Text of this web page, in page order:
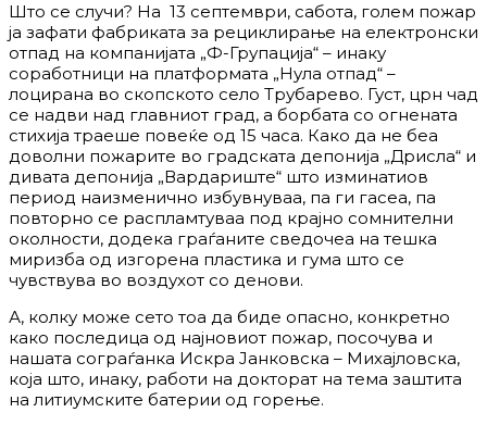
Што се случи? На 13 септември, сабота, голем пожар
ја зафати фабриката за рециклирање на електронски
отпад на компанијата „Ф-Групација“ – инаку
соработници на платформата „Нула отпад“ –
лоцирана во скопското село Трубарево. Густ, црн чад
се надви над главниот град, а борбата со огнената
стихија траеше повеќе од 15 часа. Како да не беа
доволни пожарите во градската депонија „Дрисла“ и
дивата депонија „Вардариште“ што изминатиов
период наизменично избувнуваа, па ги гасеа, па
повторно се распламтуваа под крајно сомнителни
околности, додека граѓаните сведочеа на тешка
миризба од изгорена пластика и гума што се
чувствува во воздухот со денови.
А, колку може сето тоа да биде опасно, конкретно
како последица од најновиот пожар, посочува и
нашата сограѓанка Искра Јанковска – Михајловска,
која што, инаку, работи на докторат на тема заштита
на литиумските батерии од горење.